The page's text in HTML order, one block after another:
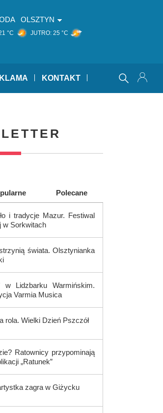
OLSZTYN
°C JUTRO: 25 °C
KONTAKT
Polecane
i tradycje Mazur. Festiwal
w Sorkwitach
świata. Olsztynianka
w Lidzbarku Warmińskim.
Varmia Musica
rola. Wielki Dzień Pszczół
Ratownicy przypominają
„Ratunek”
zagra w Giżycku